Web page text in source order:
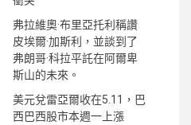
弗拉維奧·布里亞托利稱讚
皮埃爾·加斯利，並談到了
弗朗哥·科拉平託在阿爾卑
斯山的未來。
美元兌雷亞爾收在5.11，巴
西巴西股市本週一上漲